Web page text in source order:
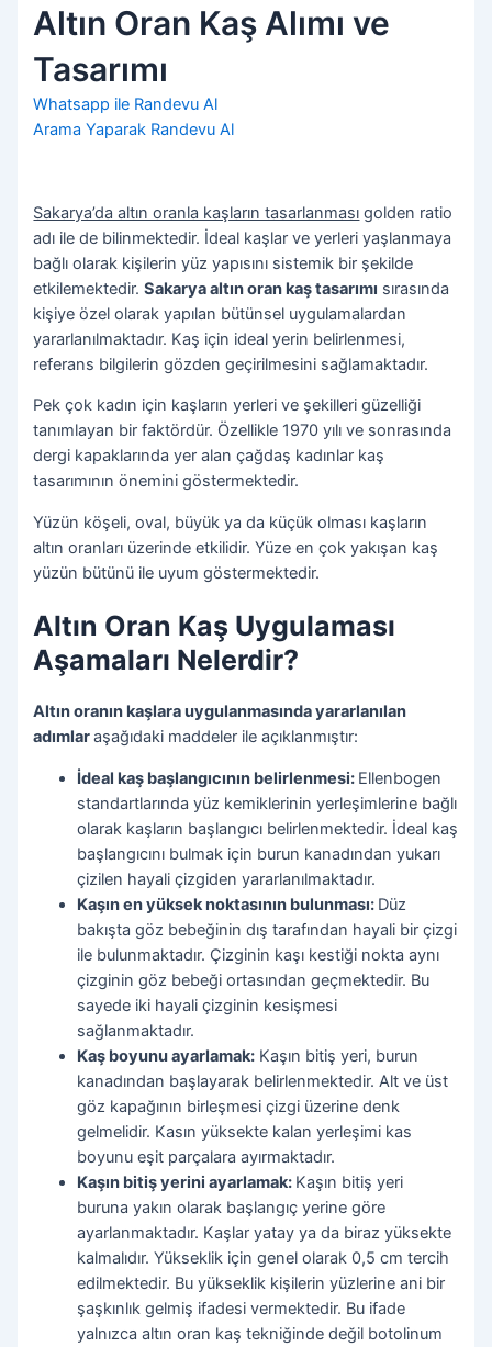
Altın Oran Kaş Alımı ve
Tasarımı
Whatsapp ile Randevu Al
Arama Yaparak Randevu Al
Sakarya’da altın oranla kaşların tasarlanması golden ratio
adı ile de bilinmektedir. İdeal kaşlar ve yerleri yaşlanmaya
bağlı olarak kişilerin yüz yapısını sistemik bir şekilde
etkilemektedir.Sakarya altın oran kaş tasarımı sırasında
kişiye özel olarak yapılan bütünsel uygulamalardan
yararlanılmaktadır. Kaş için ideal yerin belirlenmesi,
referans bilgilerin gözden geçirilmesini sağlamaktadır.
Pek çok kadın için kaşların yerleri ve şekilleri güzelliği
tanımlayan bir faktördür. Özellikle 1970 yılı ve sonrasında
dergi kapaklarında yer alan çağdaş kadınlar kaş
tasarımının önemini göstermektedir.
Yüzün köşeli, oval, büyük ya da küçük olması kaşların
altın oranları üzerinde etkilidir. Yüze en çok yakışan kaş
yüzün bütünü ile uyum göstermektedir.
Altın Oran Kaş Uygulaması
Aşamaları Nelerdir?
Altın oranın kaşlara uygulanmasında yararlanılan
adımlaraşağıdaki maddeler ile açıklanmıştır:
İdeal kaş başlangıcının belirlenmesi: Ellenbogen
standartlarında yüz kemiklerinin yerleşimlerine bağlı
olarak kaşların başlangıcı belirlenmektedir. İdeal kaş
başlangıcını bulmak için burun kanadından yukarı
çizilen hayali çizgiden yararlanılmaktadır.
Kaşın en yüksek noktasının bulunması: Düz
bakışta göz bebeğinin dış tarafından hayali bir çizgi
ile bulunmaktadır. Çizginin kaşı kestiği nokta aynı
çizginin göz bebeği ortasından geçmektedir. Bu
sayede iki hayali çizginin kesişmesi
sağlanmaktadır.
Kaş boyunu ayarlamak: Kaşın bitiş yeri, burun
kanadından başlayarak belirlenmektedir. Alt ve üst
göz kapağının birleşmesi çizgi üzerine denk
gelmelidir. Kasın yüksekte kalan yerleşimi kas
boyunu eşit parçalara ayırmaktadır.
Kaşın bitiş yerini ayarlamak: Kaşın bitiş yeri
buruna yakın olarak başlangıç yerine göre
ayarlanmaktadır. Kaşlar yatay ya da biraz yüksekte
kalmalıdır. Yükseklik için genel olarak 0,5 cm tercih
edilmektedir. Bu yükseklik kişilerin yüzlerine ani bir
şaşkınlık gelmiş ifadesi vermektedir. Bu ifade
yalnızca altın oran kaş tekniğinde değil botolinum